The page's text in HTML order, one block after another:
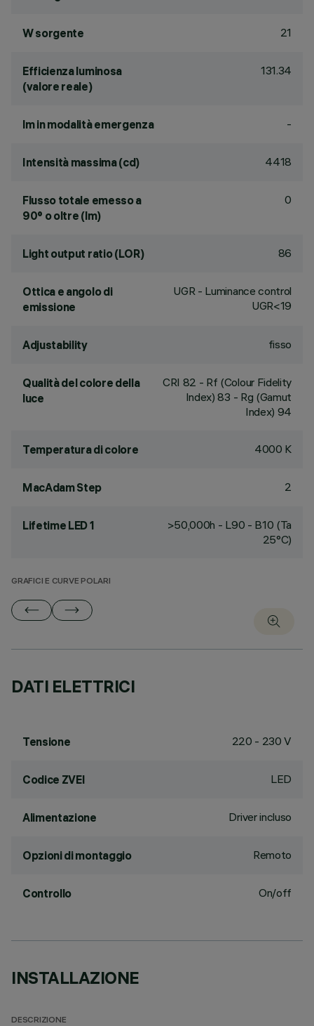
W sorgente 21
Efficienza luminosa
(valore reale)
131.34
lm in modalità emergenza -
Intensità massima (cd) 4418
Flusso totale emesso a
90° o oltre (lm)
0
Light output ratio (LOR) 86
Ottica e angolo di
emissione
UGR - Luminance control
UGR<19
Adjustability fisso
Qualità del colore della
luce
CRI 82 - Rf (Colour Fidelity
Index) 83 - Rg (Gamut
Index) 94
Temperatura di colore 4000 K
MacAdam Step 2
Lifetime LED 1
>50,000h - L90 - B10 (Ta
25°C)
GRAFICI E CURVE POLARI
DATI ELETTRICI
Tensione 220 - 230 V
Codice ZVEI LED
Alimentazione Driver incluso
Opzioni di montaggio Remoto
Controllo On/off
INSTALLAZIONE
DESCRIZIONE